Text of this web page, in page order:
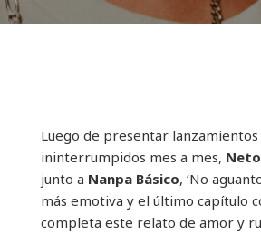
Luego de presentar lanzamientos
ininterrumpidos mes a mes,
junto a Nanpa Básico, ‘No
más emotiva y el último capítulo
completa este relato de amor y